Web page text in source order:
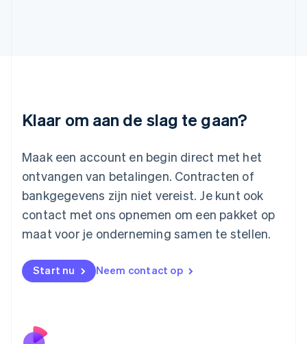
Klaar om aan de slag te gaan?
Maak een account en begin direct met het
ontvangen van betalingen. Contracten of
bankgegevens zijn niet vereist. Je kunt ook
contact met ons opnemen om een pakket op
maat voor je onderneming samen te stellen.
Start nu Neem contact op
Litouwen
Luxemburg
Maleisië
English简体中文
Malta
English
Mexico
Nederland
NederlandsEnglish
English